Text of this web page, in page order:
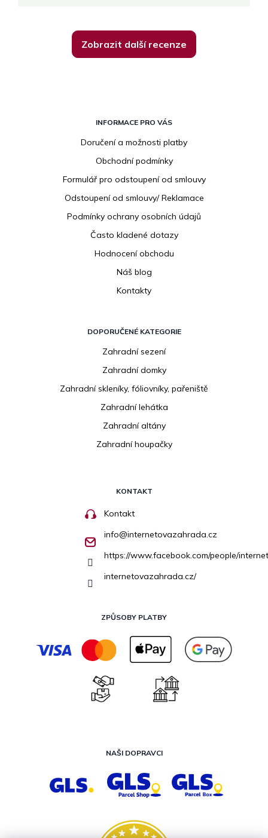
Zobrazit další recenze
INFORMACE PRO VÁS
Doručení a možnosti platby
Obchodní podmínky
Formulář pro odstoupení od smlouvy
Odstoupení od smlouvy/ Reklamace
Podmínky ochrany osobních údajů
Často kladené dotazy
Hodnocení obchodu
Náš blog
Kontakty
DOPORUČENÉ KATEGORIE
Zahradní sezení
Zahradní domky
Zahradní skleníky, fóliovníky, pařeniště
Zahradní lehátka
Zahradní altány
Zahradní houpačky
KONTAKT
Kontakt
info@internetovazahrada.cz
https://www.facebook.com/people/
internetovazahrada.cz/
ZPŮSOBY PLATBY
NAŠI DOPRAVCI